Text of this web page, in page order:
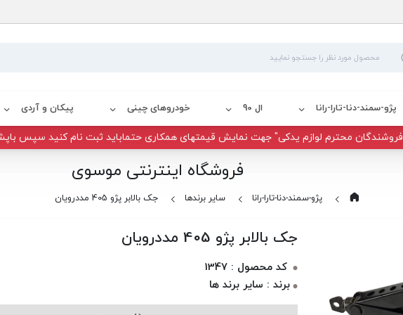
پژو-سمند-دنا-تارا-رانا ال 90 خودروهای چینی پیکان و آردی
فروشندگان محترم لوازم یدکی" جهت نمایش قیمتهای همکاری حتماباید ثبت نام کنید سپس
فروشگاه اینترنتی موسوی
پژو-سمند-دنا-تارا-رانا سایر برندها جک بالابر پژو 405 مددرویان
جک بالابر پژو 405 مددرویان
کد محصول : 1347
برند : سایر برند ها